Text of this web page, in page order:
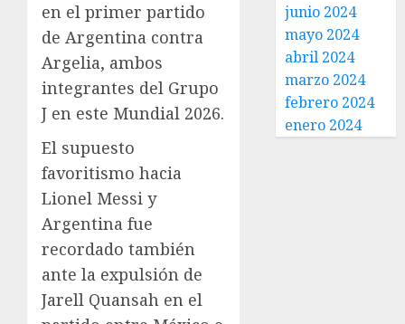
en el primer partido
de Argentina contra
Argelia, ambos
integrantes del Grupo
J en este Mundial 2026.
El supuesto
favoritismo hacia
Lionel Messi y
Argentina fue
recordado también
ante la expulsión de
Jarell Quansah en el
junio 2024
mayo 2024
abril 2024
marzo 2024
febrero 2024
enero 2024